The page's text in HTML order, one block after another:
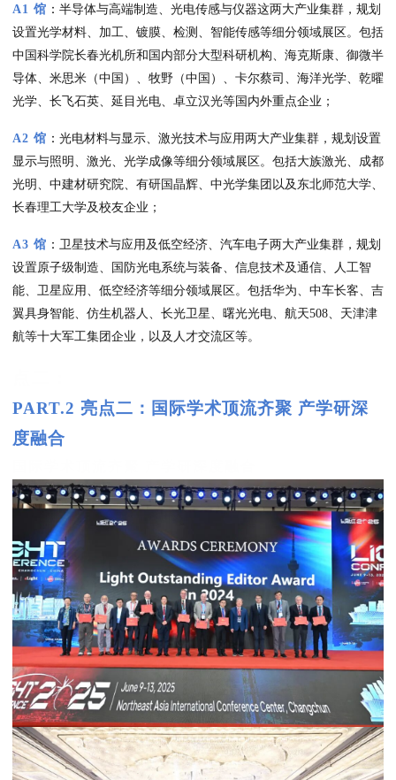
A1 馆 ： 半导体与高端制造、光电传感与仪器这两大产业集群，规划
设置光学材料、加工、镀膜、检测、智能传感等细分领域展区。包括
中国科学院长春光机所和国内部分大型科研机构、海克斯康、御微半
导体、米思米（中国）、牧野（中国）、卡尔蔡司、海洋光学、乾曜
光学、长飞石英、延目光电、卓立汉光等国内外重点企业；
A2 馆 ： 光电材料与显示、激光技术与应用两大产业集群，规划设置
显示与照明、激光、光学成像等细分领域展区。包括大族激光、成都
光明、中建材研究院、有研国晶辉、中光学集团以及东北师范大学、
长春理工大学及校友企业；
A3 馆 ： 卫星技术与应用及低空经济、汽车电子两大产业集群，规划
设置原子级制造、国防光电系统与装备、信息技术及通信、人工智
能、卫星应用、低空经济等细分领域展区。包括华为、中车长客、吉
翼具身智能、仿生机器人、长光卫星、曙光光电、航天508、天津津
航等十大军工集团企业，以及人才交流区等。
PART.2 亮点二：国际学术顶流齐聚 产学研深
度融合